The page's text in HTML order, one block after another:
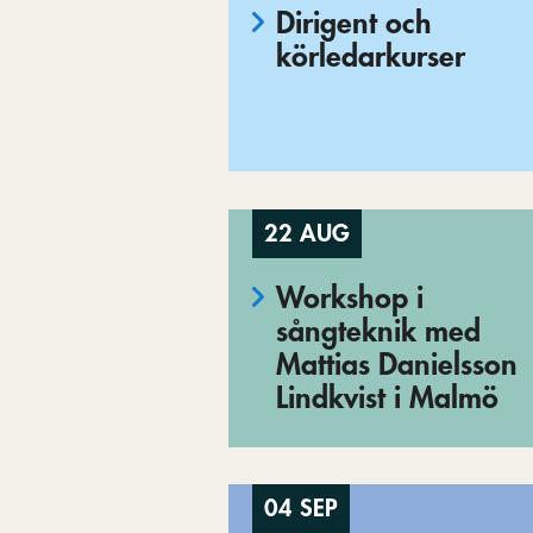
Dirigent och
körledarkurser
22 AUG
Workshop i
sångteknik med
Mattias Danielsson
Lindkvist i Malmö
04 SEP